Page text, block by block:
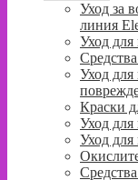
Уход за
линия
Уход
Уход для
Краски
Уход
Уход для